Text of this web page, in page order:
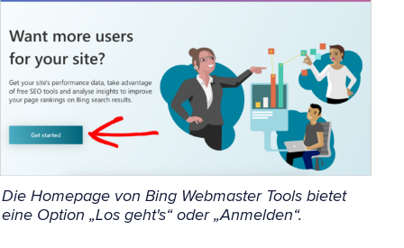
Die Homepage von Bing Webmaster Tools bietet
eine Option „Los geht's“ oder „Anmelden“.